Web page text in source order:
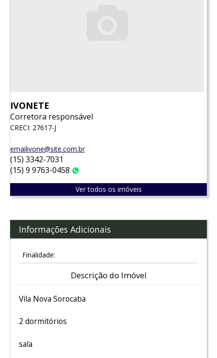
IVONETE
Corretora responsável
CRECI: 27617-J
emailivone@site.com.br
(15) 3342-7031
(15) 9 9763-0458
Ver todos os imóveis
Informações Adicionais
Finalidade:
Descrição do Imóvel
Vila Nova Sorocaba
2 dormitórios
sala